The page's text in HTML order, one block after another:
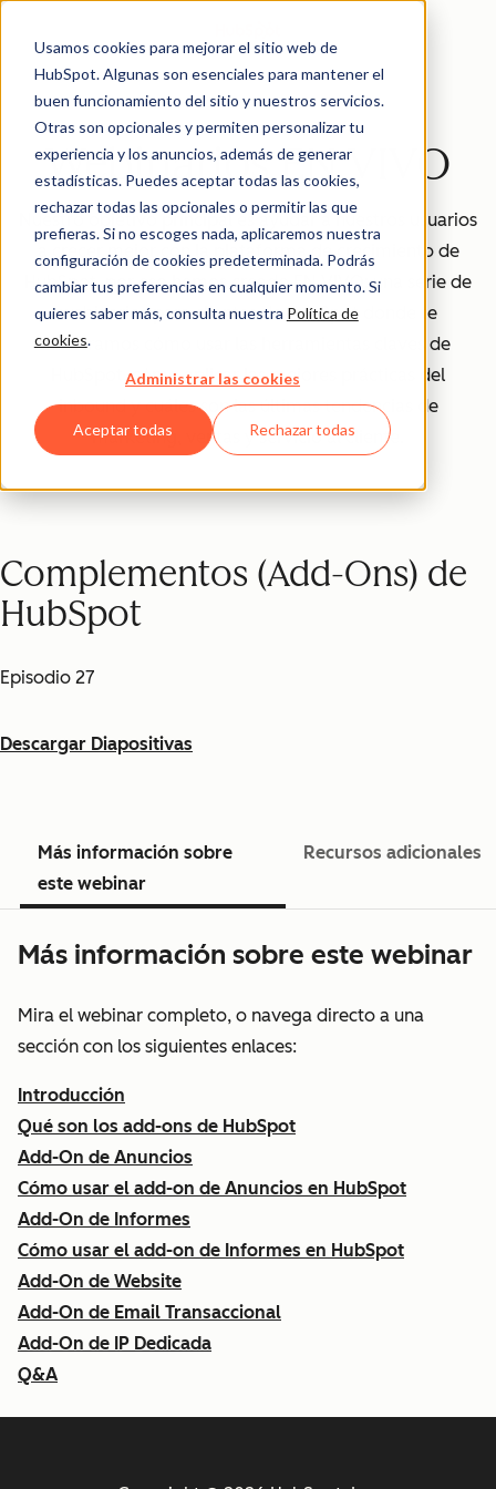
Usamos cookies para mejorar el sitio web de
HubSpot. Algunas son esenciales para mantener el
buen funcionamiento del sitio y nuestros servicios.
Otras son opcionales y permiten personalizar tu
experiencia y los anuncios, además de generar
estadísticas. Puedes aceptar todas las cookies,
rechazar todas las opcionales o permitir las que
prefieras. Si no escoges nada, aplicaremos nuestra
configuración de cookies predeterminada. Podrás
cambiar tus preferencias en cualquier momento. Si
quieres saber más, consulta nuestra Política de
cookies.
Administrar las cookies
Aceptar todas Rechazar todas
Webinarios EN VIVO
Nuestro objetivo principal es ayudar a nuestros usuarios
a crecer mejor con la plataforma de crecimiento de
HubSpot, por eso hemos creado EN VIVO: una serie de
webinarios para clientes de HubSpot donde te
mostramos cómo usar las herramientas claves de
HubSpot, cómo aplicar las mejores prácticas del
inbound y cuáles son las últimas tendencias de
marketing, ventas y servicio al cliente.
Complementos (Add-Ons) de
HubSpot
Episodio 27
Descargar Diapositivas
Más información sobre
este webinar
Recursos adicionales
Más información sobre este webinar
Mira el webinar completo, o navega directo a una
sección con los siguientes enlaces:
Introducción
Qué son los add-ons de HubSpot
Add-On de Anuncios
Cómo usar el add-on de Anuncios en HubSpot
Add-On de Informes
Cómo usar el add-on de Informes en HubSpot
Add-On de Website
Add-On de Email Transaccional
Add-On de IP Dedicada
Q&A